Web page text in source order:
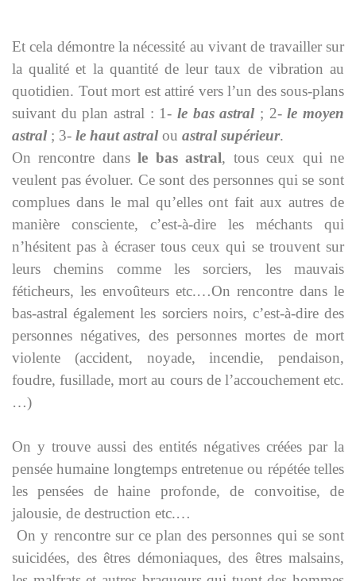
Et cela démontre la nécessité au vivant de travailler sur
la qualité et la quantité de leur taux de vibration au
quotidien. Tout mort est attiré vers l’un des sous-plans
suivant du plan astral : 1- le bas astral ; 2-le moyen
astral ; 3- le haut astral ou astral supérieur.
On rencontre dansle bas astral, tous ceux qui ne
veulent pas évoluer. Ce sont des personnes qui se sont
complues dans le mal qu’elles ont fait aux autres de
manière consciente, c’est-à-dire les méchants qui
n’hésitent pas à écraser tous ceux qui se trouvent sur
leurs chemins comme les sorciers, les mauvais
féticheurs, les envoûteurs etc.…On rencontre dans le
bas-astral également les sorciers noirs, c’est-à-dire des
personnes négatives, des personnes mortes de mort
violente (accident, noyade, incendie, pendaison,
foudre, fusillade, mort au cours de l’accouchement etc.
…)
On y trouve aussi des entités négatives créées par la
pensée humaine longtemps entretenue ou répétée telles
les pensées de haine profonde, de convoitise, de
jalousie, de destruction etc.…
On y rencontre sur ce plan des personnes qui se sont
suicidées, des êtres démoniaques, des êtres malsains,